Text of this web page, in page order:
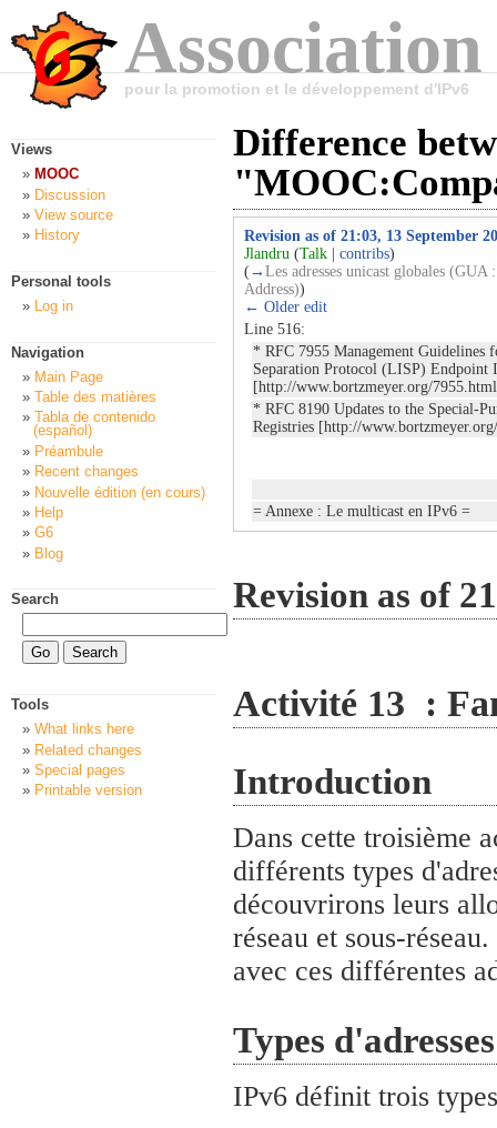
pour la promotion et le développement d'IPv6
Difference
Revision as of 21:03, 13 September
Jlandru (Talk contribs)
(→ Les adresses unicast globales (GUA
Address))
← Older edit
Line 516:
* RFC 7955 Management Guidelines
Separation Protocol (LISP)
[http://www.bortzmeyer.org/
* RFC 8190 Updates to the Special-
Registries [http://
= Annexe : Le multicast en IPv6 =
Revision as of
Activité 13 :
Introduction
Dans cette troisième
différents types
découvrirons leurs
réseau et sous-
avec ces différentes
Types d'adresses
IPv6 définit trois
Views
MOOC
Discussion
View source
History
Personal tools
Log in
Navigation
Main Page
Table des matières
Tabla de contenido
(español)
Préambule
Recent changes
Nouvelle édition (en cours)
Help
G6
Blog
Search
Tools
What links here
Related changes
Special pages
Printable version